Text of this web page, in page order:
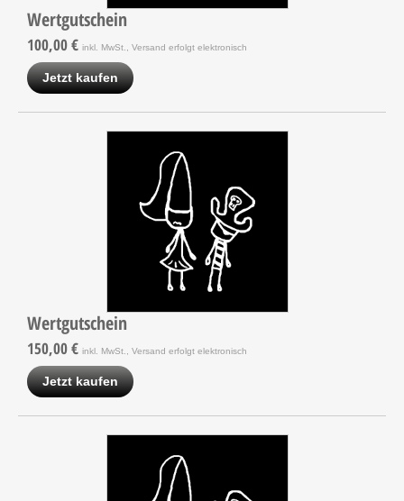
Wertgutschein
100,00 € inkl. MwSt., Versand erfolgt elektronisch
Jetzt kaufen
Wertgutschein
150,00 € inkl. MwSt., Versand erfolgt elektronisch
Jetzt kaufen